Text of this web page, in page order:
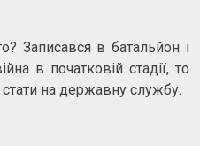
Записався в батальйон і
в початковій стадії, то
на державну службу.